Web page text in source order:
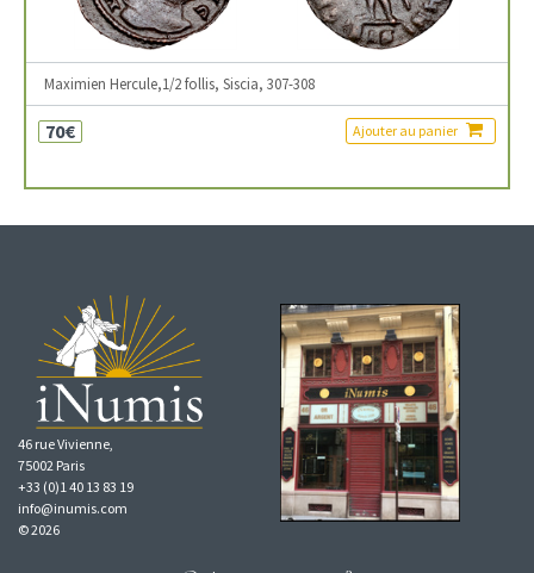
Maximien Hercule,1/2 follis, Siscia, 307-308
70€ Ajouter au panier
46 rue Vivienne,
75002 Paris
+33 (0)1 40 13 83 19
info@inumis.com
© 2026